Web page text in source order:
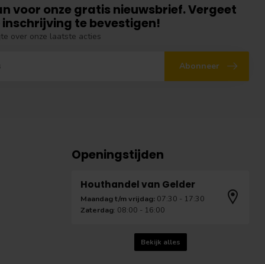
voor onze gratis nieuwsbrief. Vergeet
inschrijving te bevestigen!
over onze laatste acties
Abonneer
Openingstijden
Houthandel van Gelder
Maandag t/m vrijdag: 07:30 - 17:30
Zaterdag: 08:00 - 16:00
Bekijk alles